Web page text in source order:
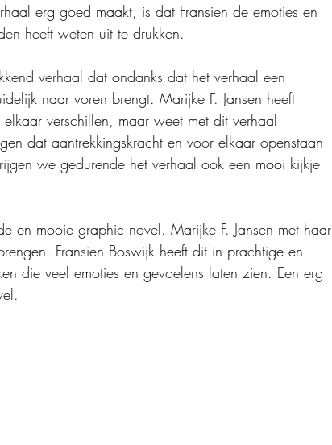
erg goed maakt, is dat Fransien de emoties en
heeft weten uit te drukken.
verhaal dat ondanks dat het verhaal een
naar voren brengt. Marijke F. Jansen heeft
verschillen, maar weet met dit verhaal
dat aantrekkingskracht en voor elkaar openstaan
we gedurende het verhaal ook een mooi kijkje
en mooie graphic novel. Marijke F. Jansen met haar
Fransien Boswijk heeft dit in prachtige en
die veel emoties en gevoelens laten zien. Een erg